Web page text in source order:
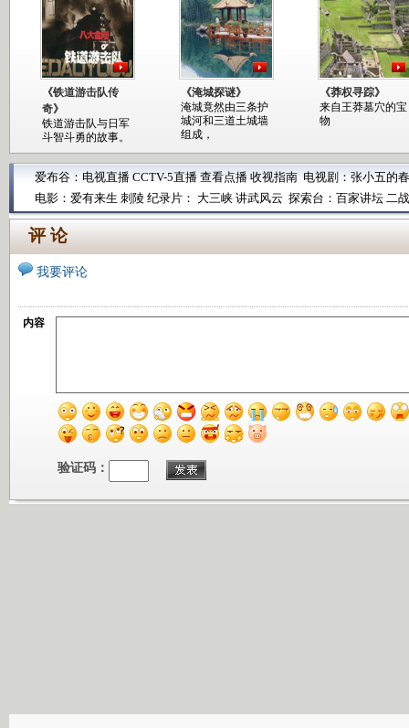
《铁道游击队传
奇》
铁道游击队与日军
斗智斗勇的故事。
《淹城探谜》
淹城竟然由三条护
城河和三道土城墙
组成，
《莽权寻踪》
来自王莽墓穴的宝
物
爱布谷： 电视直播 CCTV-5直播 查看点播 收视指南 电视剧： 张小五的
电影： 爱有来生 刺陵 纪录片： 大三峡 讲武风云 探索台： 百家讲坛 二
评 论
我要评论
内容
验证码：